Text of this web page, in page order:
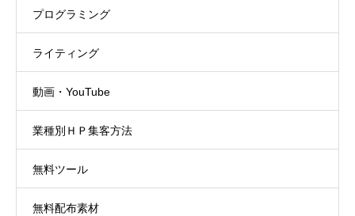
プログラミング
ライティング
動画・YouTube
業種別ＨＰ集客方法
無料ツール
無料配布素材